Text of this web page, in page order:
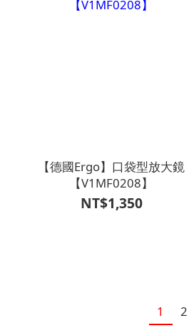
【德國Ergo】口袋型放大鏡
【V1MF0208】
NT$1,350
1 2